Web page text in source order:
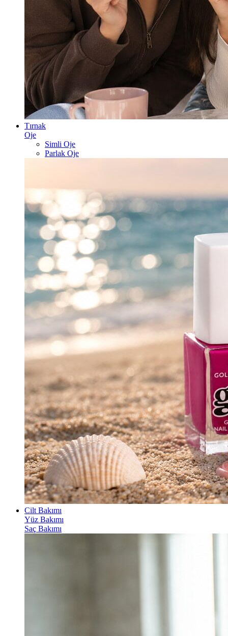
Tırnak
Oje
Simli Oje
Parlak Oje
Cilt Bakımı
Yüz Bakımı
Saç Bakımı